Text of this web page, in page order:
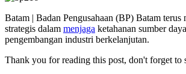
Batam | Badan Pengusahaan (BP) Batam terus
strategis dalam menjaga ketahanan sumber
pengembangan industri berkelanjutan.
Thank you for reading this post, don't forget to